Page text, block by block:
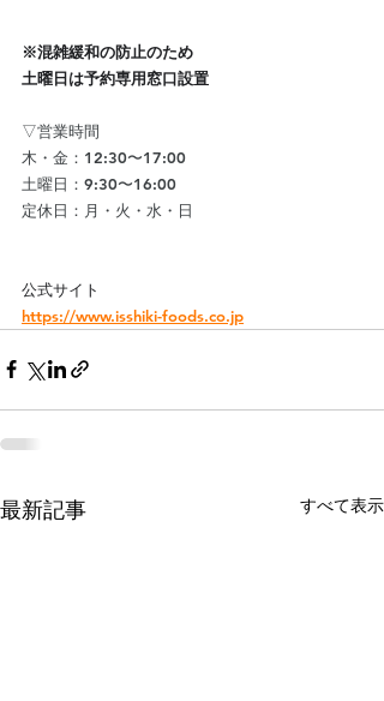
※混雑緩和の防止のため
土曜日は予約専用窓口設置
▽営業時間
木・金：12:30〜17:00
土曜日：9:30〜16:00
定休日：月・火・水・日
公式サイト
https://www.isshiki-foods.co.jp
最新記事 すべて表示